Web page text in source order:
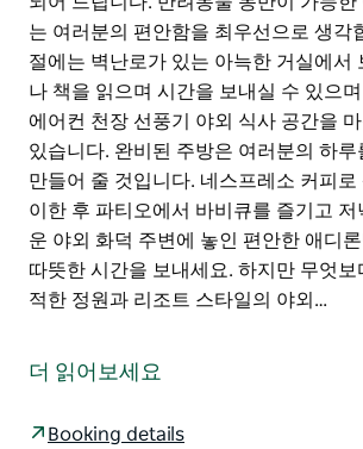
는 여러분의 편안함을 최우선으로 생각
절에는 벽난로가 있는 아늑한 거실에서
나 책을 읽으며 시간을 보내실 수 있으
에어컨 천장 선풍기 야외 식사 공간을
있습니다. 완비된 주방은 여러분의 하루
만들어 줄 것입니다. 네스프레소 커피
이한 후 파티오에서 바비큐를 즐기고 저
운 야외 화덕 주변에 놓인 편안한 애디
따뜻한 시간을 보내세요. 하지만 무엇
적한 정원과 리조트 스타일의 야외…
재충전하고 싶으신가요? 해변에서 도보
더 읽어보세요
Booking details